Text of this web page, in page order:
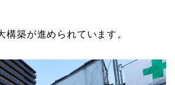
構築が進められています。